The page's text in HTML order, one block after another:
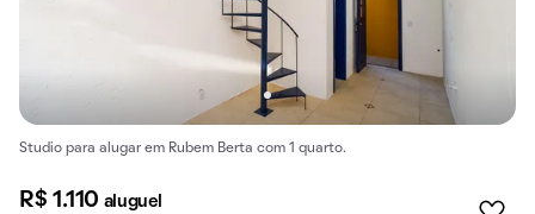
Studio para alugar em Rubem Berta com 1 quarto.
R$ 1.110 aluguel